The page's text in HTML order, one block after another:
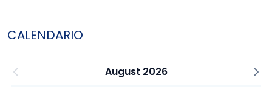
CALENDARIO
August 2026